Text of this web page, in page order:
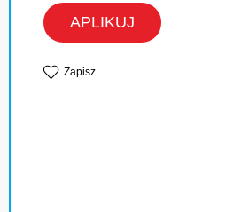
APLIKUJ
Zapisz